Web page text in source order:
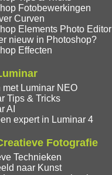
Fotobewerkingen
Curven
Elements Photo Editor
nieuw in Photoshop?
Effecten
Luminar NEO
Tips & Tricks
AI
expert in Luminar 4
Fotografie
Technieken
naar Kunst